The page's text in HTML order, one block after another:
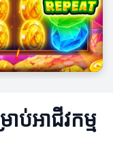
ាប់អាជីវកម្ម